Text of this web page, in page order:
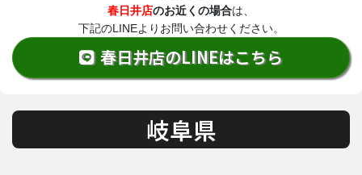
春日井店のお近くの場合は、
下記のLINEよりお問い合わせください。
春日井店のLINEはこちら
岐阜県